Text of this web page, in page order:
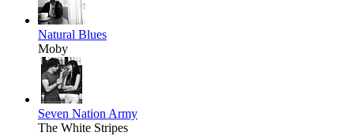
Natural Blues
Moby
Seven Nation Army
The White Stripes